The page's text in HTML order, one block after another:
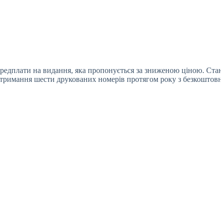
на видання, яка пропонується за зниженою ціною.
шести друкованих номерів протягом року з